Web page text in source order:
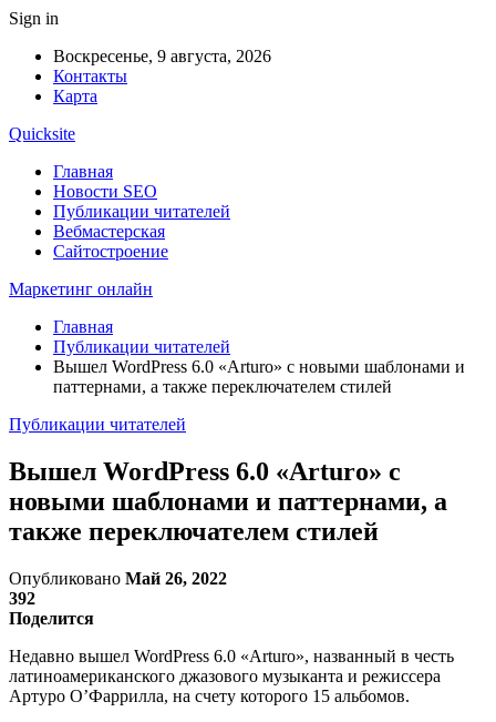
Sign in
Воскресенье, 9 августа, 2026
Контакты
Карта
Quicksite
Главная
Новости SEO
Публикации читателей
Вебмастерская
Сайтостроение
Маркетинг онлайн
Главная
Публикации читателей
Вышел WordPress 6.0 «Arturo» с новыми шаблонами и
паттернами, а также переключателем стилей
Публикации читателей
Вышел WordPress 6.0 «Arturo» с
новыми шаблонами и паттернами, а
также переключателем стилей
Опубликовано Май 26, 2022
392
Поделится
Недавно вышел WordPress 6.0 «Arturo», названный в честь
латиноамериканского джазового музыканта и режиссера
Артуро О’Фаррилла, на счету которого 15 альбомов.